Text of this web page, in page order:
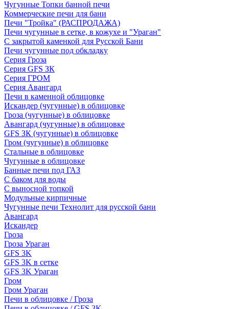
Чугунные Топки банной печи
Коммерческие печи для бани
Печи "Тройка" (РАСПРОДАЖА)
Печи чугунные в сетке, в кожухе и "Ураган"
С закрытой каменкой для Русской Бани
Печи чугунные под обкладку
Серия Гроза
Серия GFS ЗК
Серия ГРОМ
Серия Авангард
Печи в каменной облицовке
Искандер (чугунные) в облицовке
Гроза (чугунные) в облицовке
Авангард (чугунные) в облицовке
GFS ЗК (чугунные) в облицовке
Гром (чугунные) в облицовке
Стальные в облицовке
Чугунные в облицовке
Банные печи под ГАЗ
С баком для воды
С выносной топкой
Модульные кирпичные
Чугунные печи Технолит для русской бани
Авангард
Искандер
Гроза
Гроза Ураган
GFS 3K
GFS 3K в сетке
GFS 3K Ураган
Гром
Гром Ураган
Печи в облицовке / Гроза